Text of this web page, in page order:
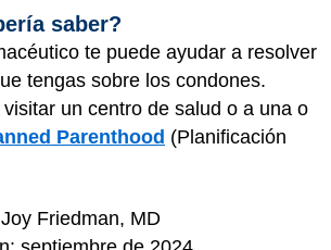
saber?
te puede ayudar a resolver
tengas sobre los condones.
un centro de salud o a una o
Parenthood (Planificación
Friedman, MD